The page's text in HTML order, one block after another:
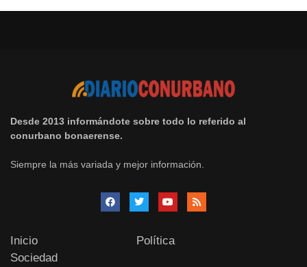
Desde 2013 informándote sobre todo lo referido al
conurbano bonaerense.
Siempre la más variada y mejor información.
Inicio
Política
Sociedad